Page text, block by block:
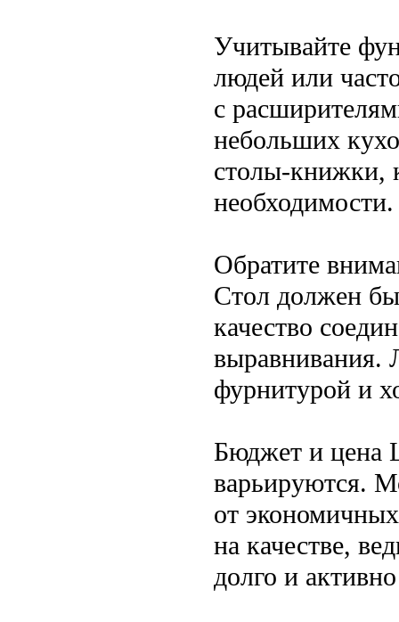
Учитывайте
людей или
с
небольших
столы-книжки,
необходимости.
Обратите
Стол должен
качество
выравнивания.
фурнитурой и
Бюджет и цена
варьируются.
от
на качестве,
долго и